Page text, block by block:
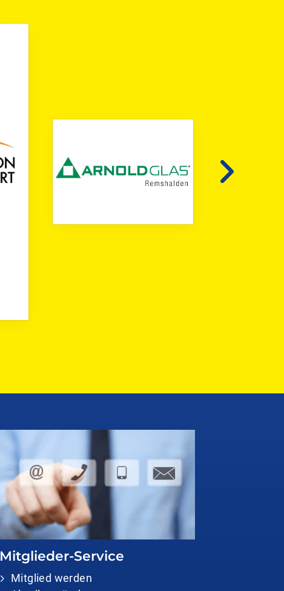
Mitglieder-Service
Mitglied werden